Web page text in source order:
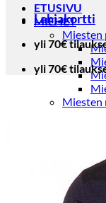
ETUSIVU
MIEHET
Miesten
Miesten
Puvut
Miesten
Lahjakortti
yli 70€
yli 70€